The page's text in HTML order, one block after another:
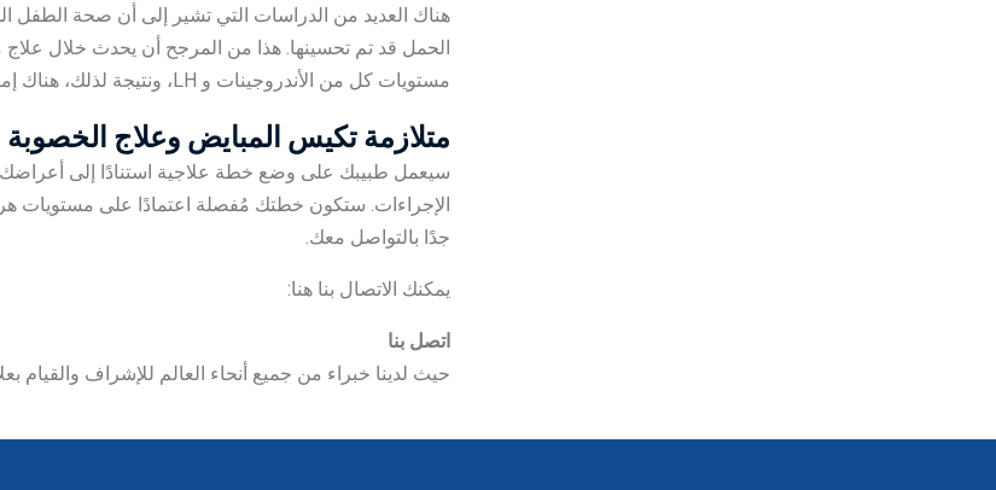
هناك العديد من الدراسات التي تشير إلى أن صحة الطفل
الحمل قد تم تحسينها. هذا من المرجح أن يحدث خلال علاج
مستويات كل من الأندروجينات و LH، ونتيجة لذلك، هناك إمكانية لتحسين جودة البويضة والبيئة داخل الرحم.
متلازمة تكيس المبايض وعلاج الخصوبة
سيعمل طبيبك على وضع خطة علاجية استنادًا إلى
الإجراءات. ستكون خطتك مُفصلة اعتمادًا على مستويات
جدًا بالتواصل معك.
يمكنك الاتصال بنا هنا:
اتصل بنا
حيث لدينا خبراء من جميع أنحاء العالم للإشراف والقيام